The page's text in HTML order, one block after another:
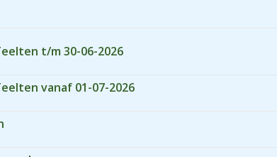
t/m 30-06-2026
vanaf 01-07-2026